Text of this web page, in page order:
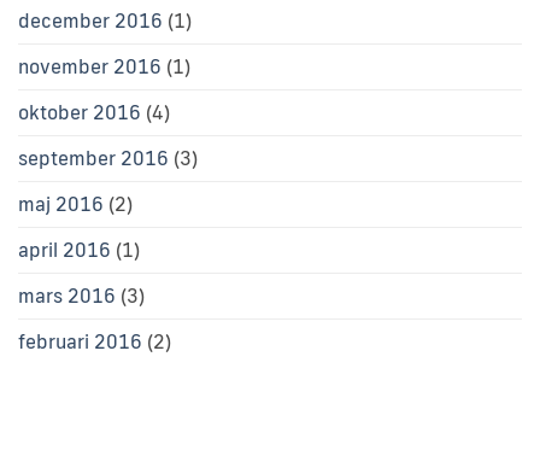
december 2016 (1)
november 2016 (1)
oktober 2016 (4)
september 2016 (3)
maj 2016 (2)
april 2016 (1)
mars 2016 (3)
februari 2016 (2)